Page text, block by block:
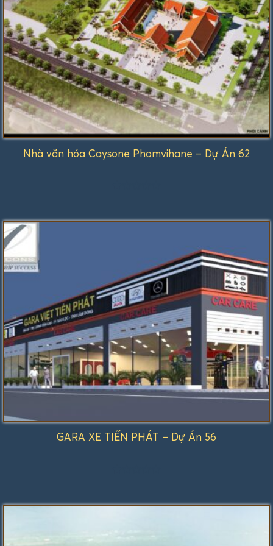
Nhà văn hóa Caysone Phomvihane – Dự Án 62
hạng
GARA XE TIẾN PHÁT – Dự Án 56
hạng